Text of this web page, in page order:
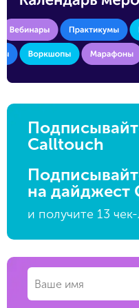
Calltouch
на дайджест
и получите 13